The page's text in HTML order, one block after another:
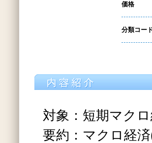
価格
分類コー
対象：短期マク
要約：マクロ経